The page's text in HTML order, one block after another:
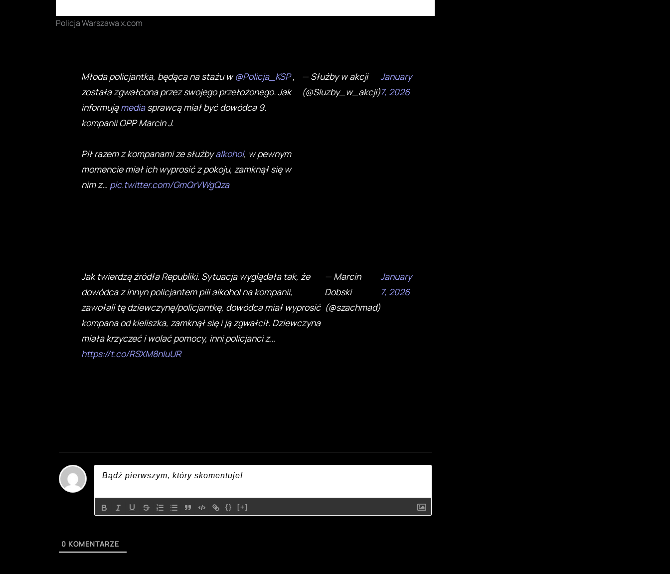
Policja Warszawa x.com
Młoda policjantka, będąca na stażu w@Policja_KSP,
została zgwałcona przez swojego przełożonego. Jak
informująmediasprawcą miał być dowódca 9.
kompanii OPP Marcin J.
Pił razem z kompanami ze służbyalkohol, w pewnym
momencie miał ich wyprosić z pokoju, zamknął się w
nim z… pic.twitter.com/GmQrVWgQza
— Służby w akcji
(@Sluzby_w_akcji)
January
7, 2026
Jak twierdzą źródła Republiki. Sytuacja wyglądała tak, że
dowódca z innyn policjantem pili alkohol na kompanii,
zawołali tę dziewczynę/policjantkę, dowódca miał wyprosić
kompana od kieliszka, zamknął się i ją zgwałcił. Dziewczyna
miała krzyczeć i wolać pomocy, inni policjanci z…
https://t.co/RSXM8nIuUR
— Marcin
Dobski
(@szachmad)
January
7, 2026
{} [+]
0 KOMENTARZE